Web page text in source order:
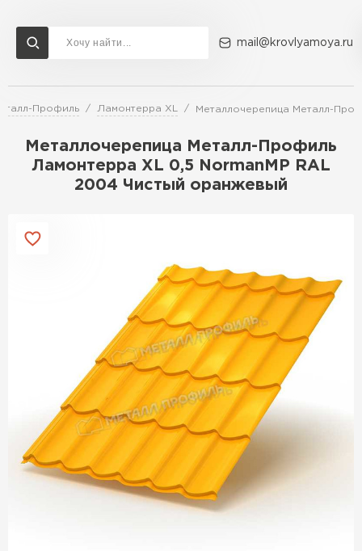
mail@krovlyamoya.ru
Профиль Ламонтерра XL Металлочерепица Металл-
Металлочерепица Металл-Профиль
Ламонтерра XL 0,5 NormanMP RAL
2004 Чистый оранжевый
Сервисы расчета
Расчет штакетника для забора
Расчет водостока
Расчет софитов для кровли
Расчет кровли из профнастила
Расчет кровли из металлочерепицы
Доставка Контакты
ПЕРЕЙТИ